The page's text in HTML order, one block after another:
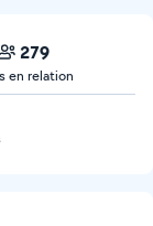
279
en relation